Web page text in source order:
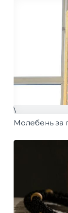
\
Молебень за